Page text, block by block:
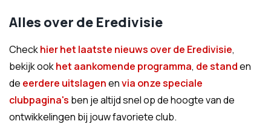
Alles over de Eredivisie
Checkhier het laatste nieuws over de Eredivisie,
bekijk ookhet aankomende programma, de standen
de eerdere uitslagenenvia onze speciale
clubpagina's ben je altijd snel op de hoogte van de
ontwikkelingen bij jouw favoriete club.